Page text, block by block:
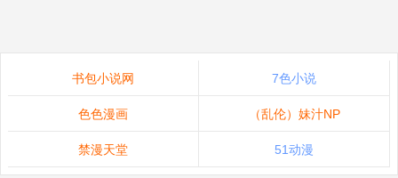
书包小说网 7色小说
色色漫画 （乱伦）妹汁NP
禁漫天堂 51动漫